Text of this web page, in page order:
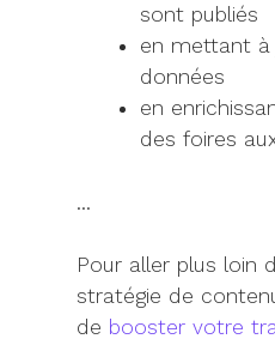
sont publiés
en mettant à
données
en
des foires
…
Pour aller plus loin
stratégie de
de booster votre